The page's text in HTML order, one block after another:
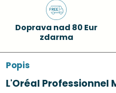
Doprava nad 80 Eur
zdarma
Popis
L'Oréal Professionnel